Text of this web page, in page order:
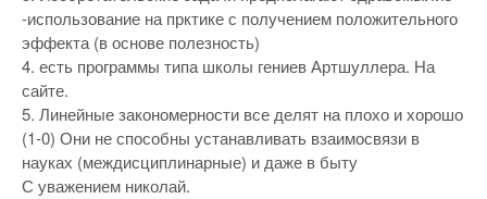
-использование на прктике с получением положительного
эффекта (в основе полезность)
4. есть программы типа школы гениев Артшуллера. На
сайте.
5. Линейные закономерности все делят на плохо и хорошо
(1-0) Они не способны устанавливать взаимосвязи в
науках (междисциплинарные) и даже в быту
С уважением николай.